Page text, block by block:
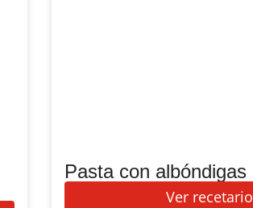
Pasta con albóndigas
Ver recetario